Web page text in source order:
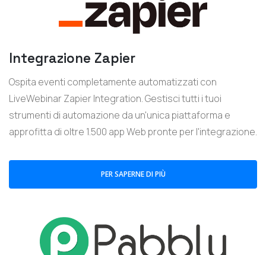
Integrazione Zapier
Ospita eventi completamente automatizzati con
LiveWebinar Zapier Integration. Gestisci tutti i tuoi
strumenti di automazione da un'unica piattaforma e
approfitta di oltre 1.500 app Web pronte per l'integrazione.
PER SAPERNE DI PIÙ